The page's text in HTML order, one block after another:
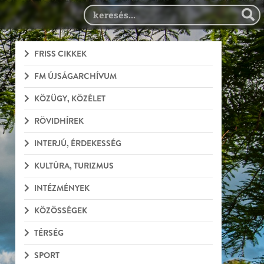
FRISS CIKKEK
FM ÚJSÁGARCHÍVUM
KÖZÜGY, KÖZÉLET
RÖVIDHÍREK
INTERJÚ, ÉRDEKESSÉG
KULTÚRA, TURIZMUS
INTÉZMÉNYEK
KÖZÖSSÉGEK
TÉRSÉG
SPORT